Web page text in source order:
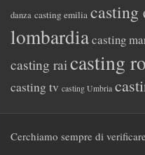
danza casting emilia casting
lombardiacasting
casting raicasting
casting tv casting Umbria
Cerchiamo sempre di